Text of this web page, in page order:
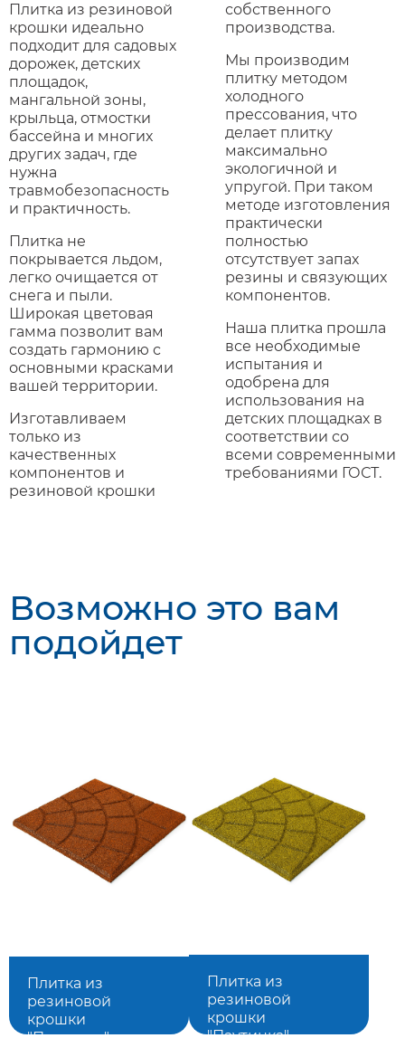
Плитка из резиновой
крошки идеально
подходит для садовых
дорожек, детских
площадок,
мангальной зоны,
крыльца, отмостки
бассейна и многих
других задач, где
нужна
травмобезопасность
и практичность.
Плитка не
покрывается льдом,
легко очищается от
снега и пыли.
Широкая цветовая
гамма позволит вам
создать гармонию с
основными красками
вашей территории.
Изготавливаем
только из
качественных
компонентов и
резиновой крошки
собственного
производства.
Мы производим
плитку методом
холодного
прессования, что
делает плитку
максимально
экологичной и
упругой. При таком
методе изготовления
практически
полностью
отсутствует запах
резины и связующих
компонентов.
Наша плитка прошла
все необходимые
испытания и
одобрена для
использования на
детских площадках в
соответствии со
всеми современными
требованиями ГОСТ.
Возможно это вам
подойдет
Плитка из
резиновой
крошки
"Паутинка"
Плитка из
резиновой
крошки
"Паутинка"